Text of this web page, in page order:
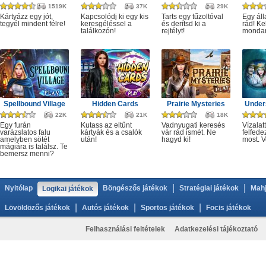
1519K
Kártyázz egy jót,
tegyél mindent félre!
37K
Kapcsolódj ki egy kis
keresgéléssel a
találkozón!
29K
Tarts egy tűzoltóval
és derítsd ki a
rejtélyt!
Egy
rád!
Spellbound Village
22K
Egy furán
varázslatos falu
amelyben sötét
mágiára is találsz. Te
bemersz menni?
Hidden Cards
21K
Kutass az eltűnt
kártyák és a csalók
után!
Prairie Mysteries
18K
Vadnyugati keresés
vár rád ismét. Ne
hagyd ki!
most.
Nyitólap Logikai játékok Böngészős játékok Stratégiai játékok
Lövöldözős játékok Autós játékok Sportos játékok Focis játékok
Felhasználási feltételek Adatkezelési tájékoztató